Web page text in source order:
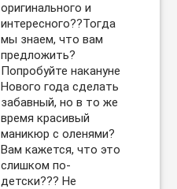
оригинального и
интересного??Тогда
мы знаем, что вам
предложить? ⠀
Попробуйте накануне
Нового года сделать
забавный, но в то же
время красивый
маникюр с оленями?
Вам кажется, что это
слишком по-
детски??? Не